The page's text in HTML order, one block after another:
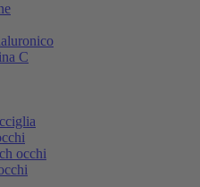
C
occhi